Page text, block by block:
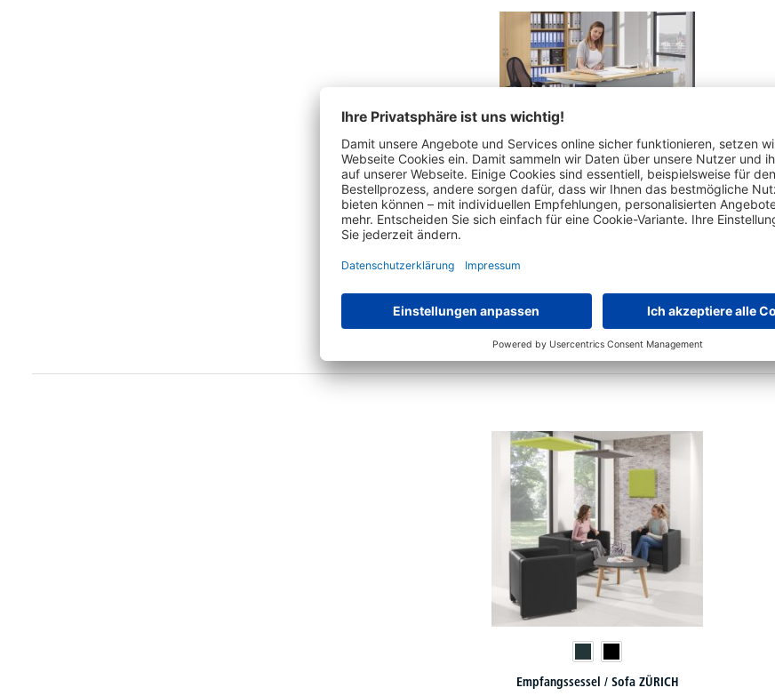
Höhenverstellbare Schreibtische COMFORT II PROFI MODUL
ab€ 549,-
Empfangssessel / Sofa ZÜRICH